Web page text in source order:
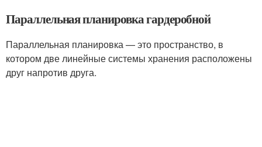
Параллельная планировка гардеробной
Параллельная планировка — это пространство, в
котором две линейные системы хранения расположены
друг напротив друга.